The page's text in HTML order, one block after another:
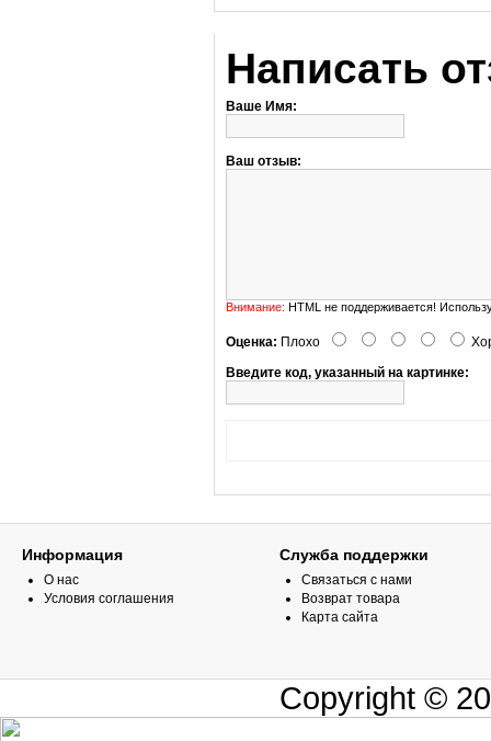
Написать
Ваше Имя:
Ваш отзыв:
Внимание: HTML не поддерживается!
Оценка: Плохо
Введите код, указанный на картинке:
Информация
О нас
Условия соглашения
Служба поддержки
Связаться с нами
Возврат товара
Карта сайта
Copyright ©